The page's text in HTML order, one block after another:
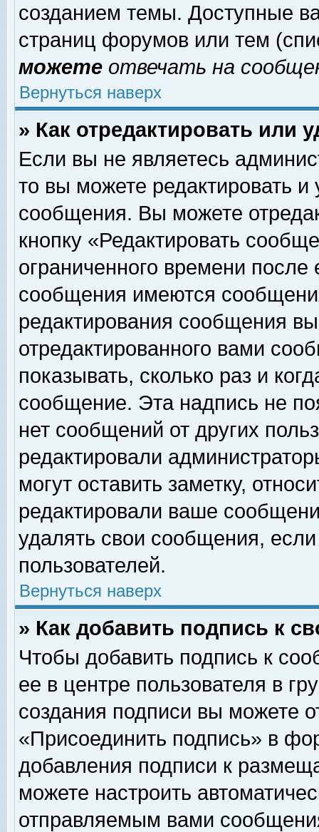
созданием темы. Доступные
страниц форумов или тем
можете отвечать на
Вернуться наверх
» Как отредактировать или
Если вы не являетесь
то вы можете редактировать и
сообщения. Вы можете
кнопку «Редактировать
ограниченного времени
сообщения имеются
редактирования сообщения
отредактированного вами
показывать, сколько раз и
сообщение. Эта надпись не
нет сообщений от других
редактировали
могут оставить заметку,
редактировали ваше
удалять свои сообщения,
пользователей.
Вернуться наверх
» Как добавить подпись к
Чтобы добавить подпись к
ее в центре пользователя в
создания подписи вы можете
«Присоединить подпись» в
добавления подписи к
можете настроить
отправляемым вами